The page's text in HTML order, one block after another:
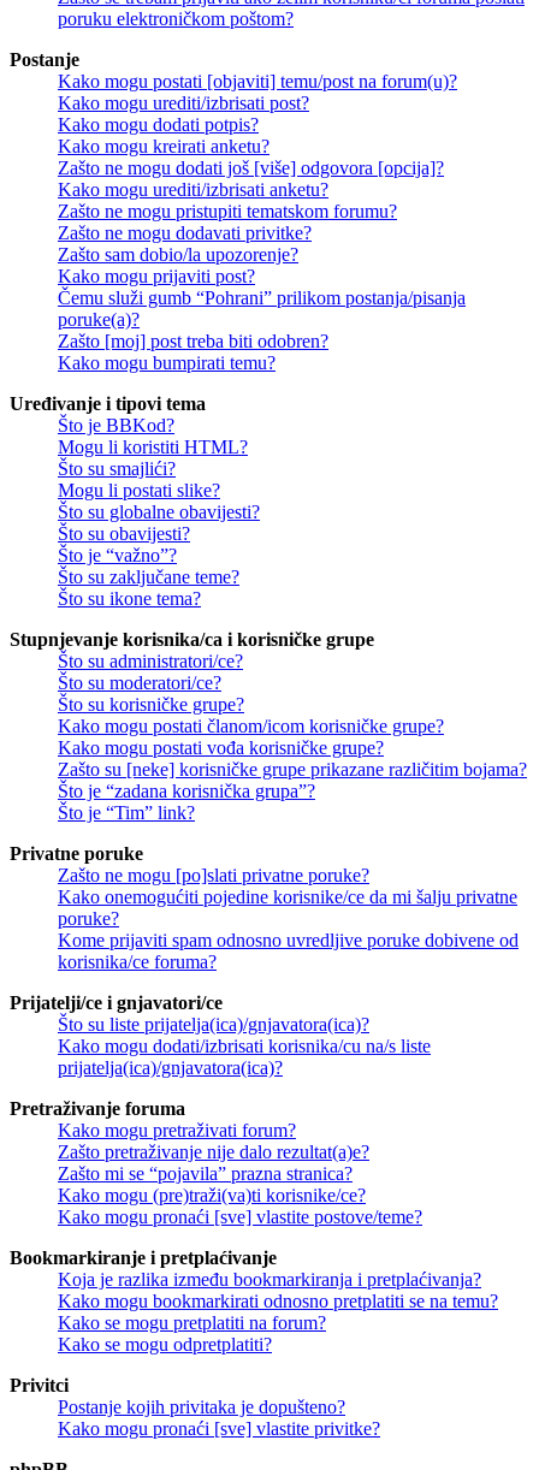
poruku elektroničkom poštom?
Postanje
Kako mogu postati [objaviti] temu/post na forum(u)?
Kako mogu urediti/izbrisati post?
Kako mogu dodati potpis?
Kako mogu kreirati anketu?
Zašto ne mogu dodati još [više] odgovora [opcija]?
Kako mogu urediti/izbrisati anketu?
Zašto ne mogu pristupiti tematskom forumu?
Zašto ne mogu dodavati privitke?
Zašto sam dobio/la upozorenje?
Kako mogu prijaviti post?
Čemu služi gumb “Pohrani” prilikom postanja/pisanja
poruke(a)?
Zašto [moj] post treba biti odobren?
Kako mogu bumpirati temu?
Uređivanje i tipovi tema
Što je BBKod?
Mogu li koristiti HTML?
Što su smajlići?
Mogu li postati slike?
Što su globalne obavijesti?
Što su obavijesti?
Što je “važno”?
Što su zaključane teme?
Što su ikone tema?
Stupnjevanje korisnika/ca i korisničke grupe
Što su administratori/ce?
Što su moderatori/ce?
Što su korisničke grupe?
Kako mogu postati članom/icom korisničke grupe?
Kako mogu postati vođa korisničke grupe?
Zašto su [neke] korisničke grupe prikazane različitim bojama?
Što je “zadana korisnička grupa”?
Što je “Tim” link?
Privatne poruke
Zašto ne mogu [po]slati privatne poruke?
Kako onemogućiti pojedine korisnike/ce da mi šalju privatne
poruke?
Kome prijaviti spam odnosno uvredljive poruke dobivene od
korisnika/ce foruma?
Prijatelji/ce i gnjavatori/ce
Što su liste prijatelja(ica)/gnjavatora(ica)?
Kako mogu dodati/izbrisati korisnika/cu na/s liste
prijatelja(ica)/gnjavatora(ica)?
Pretraživanje foruma
Kako mogu pretraživati forum?
Zašto pretraživanje nije dalo rezultat(a)e?
Zašto mi se “pojavila” prazna stranica?
Kako mogu (pre)traži(va)ti korisnike/ce?
Kako mogu pronaći [sve] vlastite postove/teme?
Bookmarkiranje i pretplaćivanje
Koja je razlika između bookmarkiranja i pretplaćivanja?
Kako mogu bookmarkirati odnosno pretplatiti se na temu?
Kako se mogu pretplatiti na forum?
Kako se mogu odpretplatiti?
Privitci
Postanje kojih privitaka je dopušteno?
Kako mogu pronaći [sve] vlastite privitke?